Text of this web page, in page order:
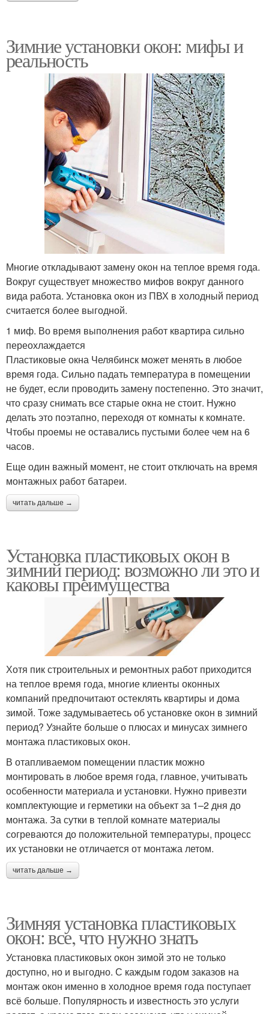
Зимние установки окон: мифы и
реальность
Многие откладывают замену окон на теплое время года.
Вокруг существует множество мифов вокруг данного
вида работа. Установка окон из ПВХ в холодный период
считается более выгодной.
1 миф. Во время выполнения работ квартира сильно
переохлаждается
Пластиковые окна Челябинск может менять в любое
время года. Сильно падать температура в помещении
не будет, если проводить замену постепенно. Это значит,
что сразу снимать все старые окна не стоит. Нужно
делать это поэтапно, переходя от комнаты к комнате.
Чтобы проемы не оставались пустыми более чем на 6
часов.
Еще один важный момент, не стоит отключать на время
монтажных работ батареи.
читать дальше →
Установка пластиковых окон в
зимний период: возможно ли это и
каковы преимущества
Хотя пик строительных и ремонтных работ приходится
на теплое время года, многие клиенты оконных
компаний предпочитают остеклять квартиры и дома
зимой. Тоже задумываетесь об установке окон в зимний
период? Узнайте больше о плюсах и минусах зимнего
монтажа пластиковых окон.
В отапливаемом помещении пластик можно
монтировать в любое время года, главное, учитывать
особенности материала и установки. Нужно привезти
комплектующие и герметики на объект за 1–2 дня до
монтажа. За сутки в теплой комнате материалы
согреваются до положительной температуры, процесс
их установки не отличается от монтажа летом.
читать дальше →
Зимняя установка пластиковых
окон: все, что нужно знать
Установка пластиковых окон зимой это не только
доступно, но и выгодно. С каждым годом заказов на
монтаж окон именно в холодное время года поступает
всё больше. Популярность и известность это услуги